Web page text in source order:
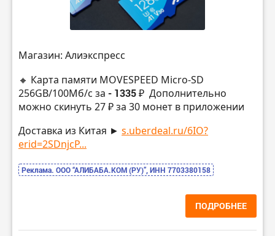
Магазин: Алиэкспресс
🔸 Карта памяти MOVESPEED Micro-SD
256GB/100Mб/с за - 1335 ₽ Дополнительно
можно скинуть 27 ₽ за 30 монет в приложении
Доставка из Китая ► s.uberdeal.ru/6IO?
erid=2SDnjcP...
Реклама. ООО “АЛИБАБА.КОМ (РУ)”, ИНН 7703380158
ПОДРОБНЕЕ